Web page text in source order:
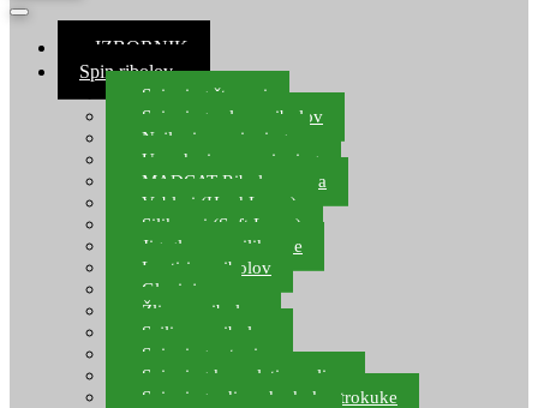
≡ IZBORNIK
Spin ribolov
Spinning štapovi
Spinning role za ribolov
Najloni za spinning
Upredenice za spinning
MADCAT Ribolov soma
Vobleri (Hard Lures)
Silikonci (Soft Lures)
Jig glave za silikonce
Leptiri za ribolov
Glavinjare
Žlice za ribolov
Sajlice za ribolov
Spinning setovi
Spinning kompleti varalica
Spinning udice, dvokuke, trokuke